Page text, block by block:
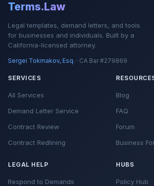
Terms.Law
Legal templates, demand letters, and tools
for businesses and individuals. Built by a
California-licensed attorney.
Sergei Tokmakov, Esq. · CA Bar #279869
SERVICES
All Services
Demand Letter Service
Contract Review
Contract Redlining
Blog
FAQ
Forum
Business
LEGAL HELP
Respond to Demands
HUBS
Policy Hub